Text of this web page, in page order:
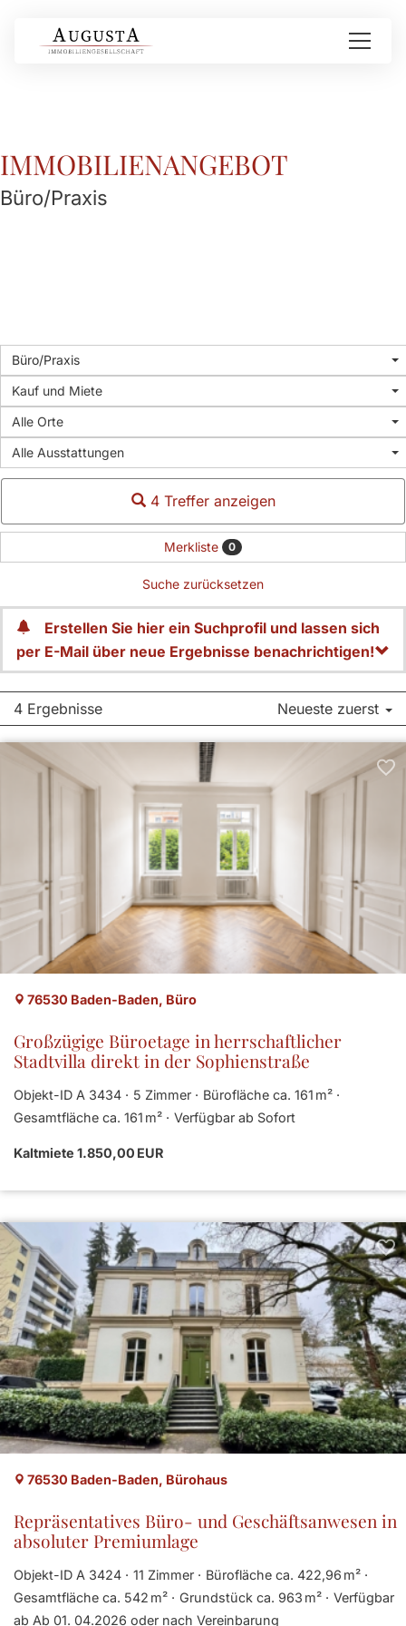
IMMOBILIEN­ANGEBOT
Büro/Praxis
Büro/Praxis
Kauf und Miete
Alle Orte
Alle Ausstattungen
4 Treffer anzeigen
Merkliste 0
Suche zurücksetzen
Erstellen Sie hier ein Suchprofil und lassen sich
per E-Mail über neue Ergebnisse benachrichtigen!
4 Ergebnisse Neueste zuerst
76530 Baden-Baden, Büro
Großzügige Büroetage in herrschaftlicher
Stadtvilla direkt in der Sophienstraße
Objekt-ID A 3434 5 Zimmer
Bürofläche ca. 161 m²
Gesamtfläche ca. 161 m²
Verfügbar ab Sofort
Kaltmiete 1.850,00 EUR
76530 Baden-Baden, Bürohaus
Repräsentatives Büro- und Geschäftsanwesen in
absoluter Premiumlage
Objekt-ID A 3424 11 Zimmer
Bürofläche ca. 422,96 m²
Gesamtfläche ca. 542 m²
Grund­stück ca. 963 m²
Verfügbar
ab Ab 01. 04.2026 oder nach Vereinbarung